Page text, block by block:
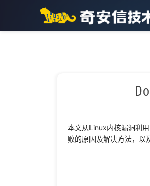
本文从Linux内核漏洞利
败的原因及解决方法，以